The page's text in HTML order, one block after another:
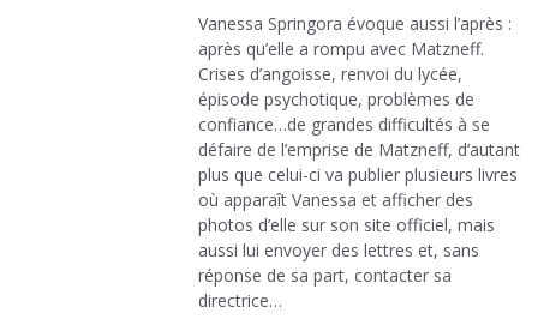
Vanessa Springora évoque aussi l’après :
après qu’elle a rompu avec Matzneff.
Crises d’angoisse, renvoi du lycée,
épisode psychotique, problèmes de
confiance…de grandes difficultés à se
défaire de l’emprise de Matzneff, d’autant
plus que celui-ci va publier plusieurs livres
où apparaît Vanessa et afficher des
photos d’elle sur son site officiel, mais
aussi lui envoyer des lettres et, sans
réponse de sa part, contacter sa
directrice…